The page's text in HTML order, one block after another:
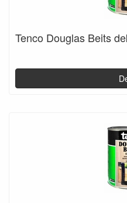
Tenco Douglas Beits